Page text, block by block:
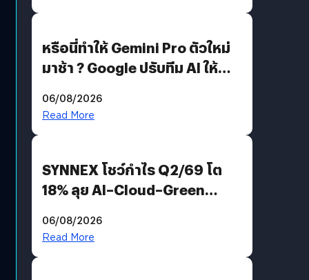
หรือนี่ทำให้ Gemini Pro ตัวใหม่
มาช้า ? Google ปรับทีม AI ให้
AGI
06/08/2026
Read More
SYNNEX โชว์กำไร Q2/69 โต
18% ลุย AI–Cloud–Green
Revenue เร่งเครื่อง New
06/08/2026
Read More